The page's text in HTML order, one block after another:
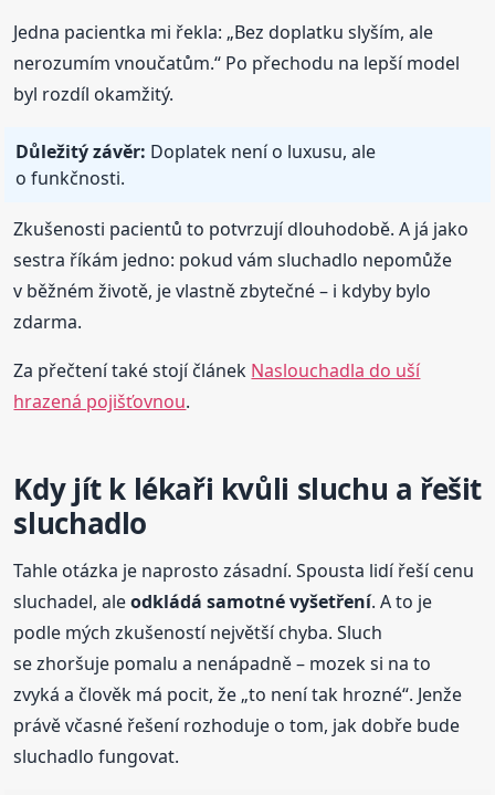
Jedna pacientka mi řekla: „Bez doplatku slyším, ale
nerozumím vnoučatům.“ Po přechodu na lepší model
byl rozdíl okamžitý.
Důležitý závěr: Doplatek není o luxusu, ale
o funkčnosti.
Zkušenosti pacientů to potvrzují dlouhodobě. A já jako
sestra říkám jedno: pokud vám sluchadlo nepomůže
v běžném životě, je vlastně zbytečné – i kdyby bylo
zdarma.
Za přečtení také stojí článek Naslouchadla do uší
hrazená pojišťovnou.
Kdy jít k lékaři kvůli sluchu a řešit
sluchadlo
Tahle otázka je naprosto zásadní. Spousta lidí řeší cenu
sluchadel, aleodkládá samotné vyšetření. A to je
podle mých zkušeností největší chyba. Sluch
se zhoršuje pomalu a nenápadně – mozek si na to
zvyká a člověk má pocit, že „to není tak hrozné“. Jenže
právě včasné řešení rozhoduje o tom, jak dobře bude
sluchadlo fungovat.